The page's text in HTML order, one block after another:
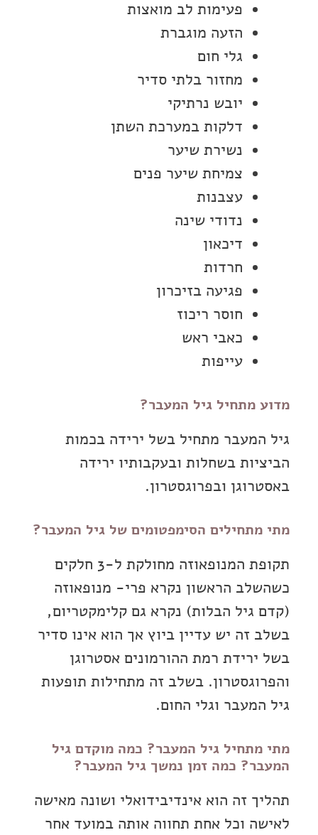
פעימות לב מואצות
הזעה מוגברת
גלי חום
מחזור בלתי סדיר
יובש נרתיקי
דלקות במערכת השתן
נשירת שיער
צמיחת שיער פנים
עצבנות
נדודי שינה
דיכאון
חרדות
פגיעה בזיכרון
חוסר ריכוז
כאבי ראש
עייפות
מדוע מתחיל גיל המעבר?
גיל המעבר מתחיל בשל ירידה בכמות
הביציות בשחלות ובעקבותיו ירידה
באסטרוגן ובפרוגסטרון.
מתי מתחילים הסימפטומים של גיל המעבר?
תקופת המנופאוזה מחולקת ל-3 חלקים
כשהשלב הראשון נקרא פרי- מנופאוזה
(קדם גיל הבלות) נקרא גם קלימקטריום,
בשלב זה יש עדיין ביוץ אך הוא אינו סדיר
בשל ירידת רמת ההורמונים אסטרוגן
והפרוגסטרון. בשלב זה מתחילות תופעות
גיל המעבר וגלי החום.
מתי מתחיל גיל המעבר? כמה מוקדם גיל
המעבר? כמה זמן נמשך גיל המעבר?
תהליך זה הוא אינדיבידואלי ושונה מאישה
לאישה וכל אחת תחווה אותה במועד אחר